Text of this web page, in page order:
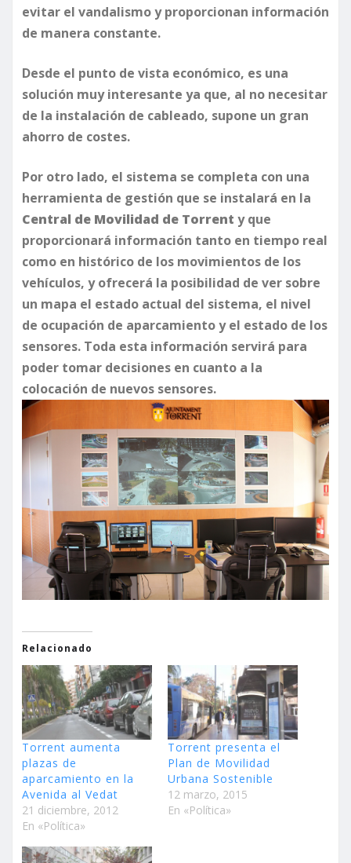
evitar el vandalismo y proporcionan información
de manera constante.
Desde el punto de vista económico, es una
solución muy interesante ya que, al no necesitar
de la instalación de cableado, supone un gran
ahorro de costes.
Por otro lado, el sistema se completa con una
herramienta de gestión que se instalará en la
Central de Movilidad de Torrent y que
proporcionará información tanto en tiempo real
como en histórico de los movimientos de los
vehículos, y ofrecerá la posibilidad de ver sobre
un mapa el estado actual del sistema, el nivel
de ocupación de aparcamiento y el estado de los
sensores. Toda esta información servirá para
poder tomar decisiones en cuanto a la
colocación de nuevos sensores.
Relacionado
Torrent aumenta
plazas de
aparcamiento en la
Avenida al Vedat
21 diciembre, 2012
En «Política»
Torrent presenta el
Plan de Movilidad
Urbana Sostenible
12 marzo, 2015
En «Política»